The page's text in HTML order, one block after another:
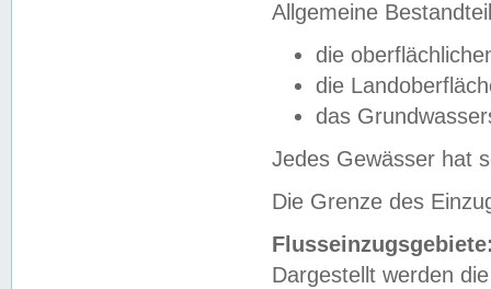
Allgemeine
die
die
das
Jedes Gewässer hat
Die Grenze des
Dargestellt werden